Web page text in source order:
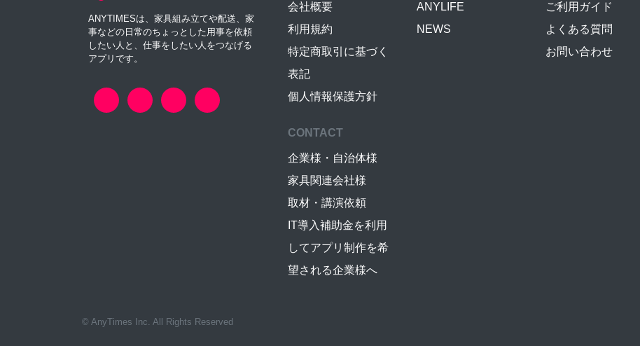
ANYTIMESは、家具組み立てや配送、家
事などの日常のちょっとした用事を依頼
したい人と、仕事をしたい人をつなげる
アプリです。
会社概要
利用規約
特定商取引に基づく
表記
個人情報保護方針
ANYLIFE
NEWS
ご利用ガイド
よくある質問
お問い合わせ
CONTACT
企業様・自治体様
家具関連会社様
取材・講演依頼
IT導入補助金を利用
してアプリ制作を希
望される企業様へ
© AnyTimes Inc. All Rights Reserved